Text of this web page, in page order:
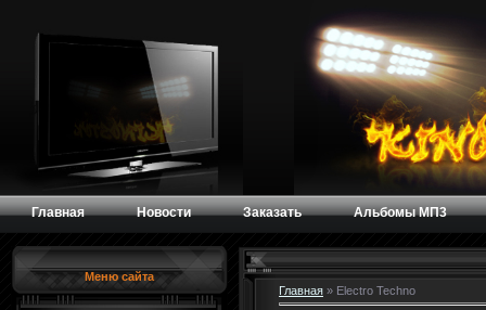
Главная Новости Заказать Альбомы МП3
Меню сайта
Главная » Electro Techno